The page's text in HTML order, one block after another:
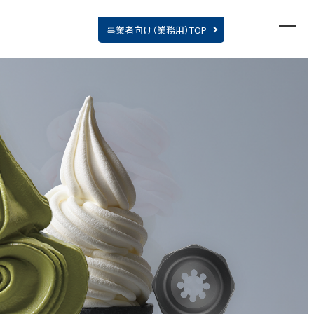
事業者向け （業務用）TOP